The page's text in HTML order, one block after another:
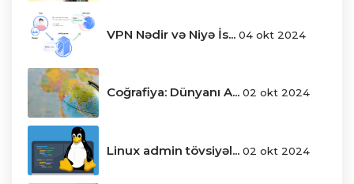
VPN Nədir və Niyə İs... 04 okt 2024
Coğrafiya: Dünyanı A... 02 okt 2024
Linux admin tövsiyəl... 02 okt 2024